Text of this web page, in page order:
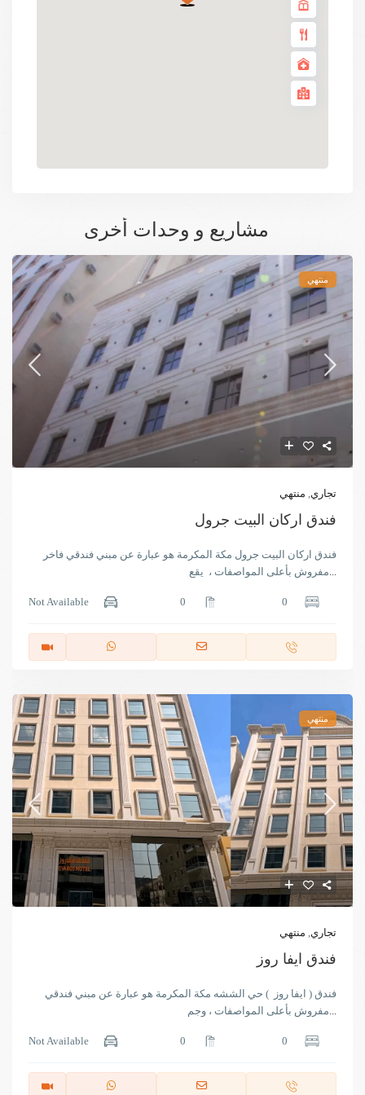
مشاريع و وحدات أخرى
منتهي
تجاري, منتهي
فندق اركان البيت جرول
فندق اركان البيت جرول مكة المكرمة هو عبارة عن مبني فندقي فاخر
مفروش بأعلى المواصفات ، يقع...
0
0
Not Available
منتهي
تجاري, منتهي
فندق ايفا روز
فندق ( ايفا روز ) حي الششه مكة المكرمة هو عبارة عن مبني فندقي
مفروش بأعلى المواصفات ، وجم...
0
0
Not Available